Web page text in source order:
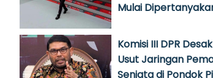
Mulai
Komisi III DPR
Usut Jaringan
Senjata di Pondok